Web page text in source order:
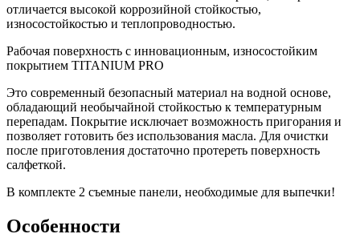
отличается высокой коррозийной стойкостью,
износостойкостью и теплопроводностью.
Рабочая поверхность с инновационным, износостойким
покрытием TITANIUM PRO
Это современный безопасный материал на водной основе,
обладающий необычайной стойкостью к температурным
перепадам. Покрытие исключает возможность пригорания и
позволяет готовить без использования масла. Для очистки
после приготовления достаточно протереть поверхность
салфеткой.
В комплекте 2 съемные панели, необходимые для выпечки!
Особенности